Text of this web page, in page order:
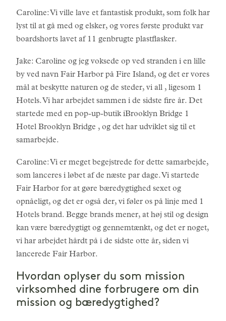
Caroline: Vi ville lave et fantastisk produkt, som folk har
lyst til at gå med og elsker, og vores første produkt var
boardshorts lavet af 11 genbrugte plastflasker.
Jake: Caroline og jeg voksede op ved stranden i en lille
by ved navn Fair Harbor på Fire Island, og det er vores
mål at beskytte naturen og de steder, vi all , ligesom 1
Hotels. Vi har arbejdet sammen i de sidste fire år. Det
startede med en pop-up-butik iBrooklyn Bridge 1
Hotel Brooklyn Bridge , og det har udviklet sig til et
samarbejde.
Caroline: Vi er meget begejstrede for dette samarbejde,
som lanceres i løbet af de næste par dage. Vi startede
Fair Harbor for at gøre bæredygtighed sexet og
opnåeligt, og det er også der, vi føler os på linje med 1
Hotels brand. Begge brands mener, at høj stil og design
kan være bæredygtigt og gennemtænkt, og det er noget,
vi har arbejdet hårdt på i de sidste otte år, siden vi
lancerede Fair Harbor.
Hvordan oplyser du som mission
virksomhed dine forbrugere om din
mission og bæredygtighed?